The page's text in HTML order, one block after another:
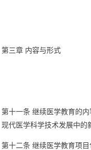
第三章 内容与形式
第十一条 继续医学教育的
现代医学科学技术发展中的
第十二条 继续医学教育项